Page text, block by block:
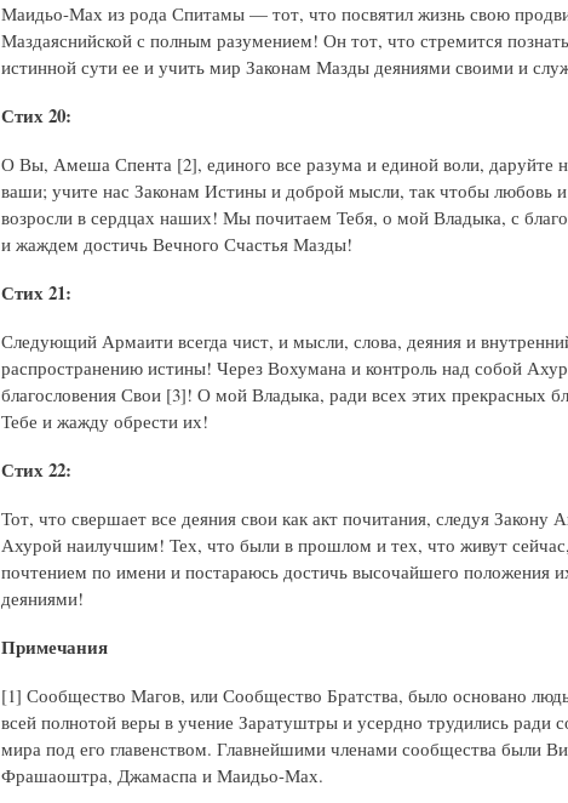
Маидьо-Мах из рода Спитамы — тот, что посвятил жизнь свою
Маздаяснийской с полным разумением! Он тот, что стремится
истинной сути ее и учить мир Законам Мазды деяниями своими и
Стих 20:
О Вы, Амеша Спента [2], единого все разума и единой воли, даруйте
ваши; учите нас Законам Истины и доброй мысли, так чтобы любовь и
возросли в сердцах наших! Мы почитаем Тебя, о мой Владыка, с
и жаждем достичь Вечного Счастья Мазды!
Стих 21:
Следующий Армаити всегда чист, и мысли, слова, деяния и
распространению истины! Через Вохумана и контроль над собой
благословения Свои [3]! О мой Владыка, ради всех этих прекрасных
Тебе и жажду обрести их!
Стих 22:
Тот, что свершает все деяния свои как акт почитания, следуя
Ахурой наилучшим! Тех, что были в прошлом и тех, что живут
почтением по имени и постараюсь достичь высочайшего положения
деяниями!
Примечания
[1] Сообщество Магов, или Сообщество Братства, было основано
всей полнотой веры в учение Заратуштры и усердно трудились ради
мира под его главенством. Главнейшими членами сообщества были
Фрашаоштра, Джамаспа и Маидьо-Мах.